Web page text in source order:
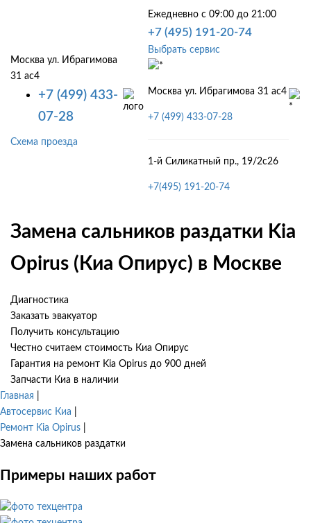
Москва ул. Ибрагимова
31 ас4
+7 (499) 433-
07-28
Схема проезда
Ежедневно с 09:00 до 21:00
+7 (495) 191-20-74
Выбрать сервис
Москва ул. Ибрагимова 31 ас4
+7 (499) 433-07-28
1-й Силикатный пр., 19/2с26
+7(495) 191-20-74
Замена сальников раздатки Kia
Opirus (Киа Опирус) в Москве
Диагностика
Заказать эвакуатор
Получить консультацию
Честно считаем стоимость Киа Опирус
Гарантия на ремонт Kia Opirus до 900 дней
Запчасти Киа в наличии
Главная
Автосервис Киа
Ремонт Kia Opirus
Замена сальников раздатки
Примеры наших работ